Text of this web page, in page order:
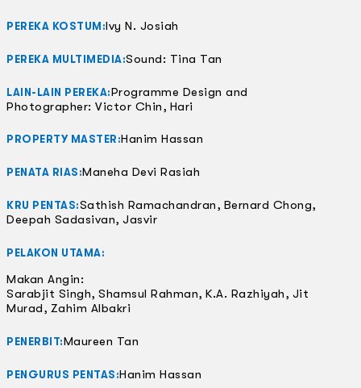
PEREKA KOSTUM:Ivy N. Josiah
PEREKA MULTIMEDIA:Sound: Tina Tan
LAIN-LAIN PEREKA:Programme Design and
Photographer: Victor Chin, Hari
PROPERTY MASTER:Hanim Hassan
PENATA RIAS:Maneha Devi Rasiah
KRU PENTAS:Sathish Ramachandran, Bernard Chong,
Deepah Sadasivan, Jasvir
PELAKON UTAMA:
Makan Angin:
Sarabjit Singh, Shamsul Rahman, K.A. Razhiyah, Jit
Murad, Zahim Albakri
PENERBIT:Maureen Tan
PENGURUS PENTAS:Hanim Hassan